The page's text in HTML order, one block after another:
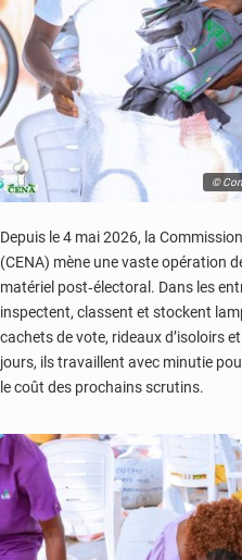
©
Depuis le 4 mai 2026, la
(CENA) mène une vaste opération
matériel post‑électoral. Dans les
inspectent, classent et stockent
cachets de vote, rideaux d’isoloirs
jours, ils travaillent avec minutie
le coût des prochains scrutins.